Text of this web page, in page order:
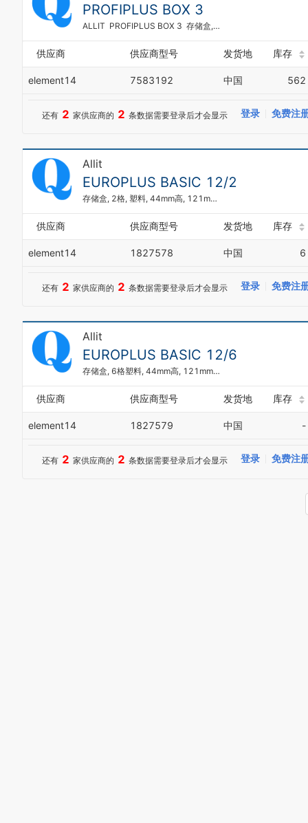
PROFIPLUS BOX 3
ALLIT PROFIPLUS BOX 3 存储盒, 148X235X125MM
供应商 供应商型号 发货地 库存
element14 7583192 中国 562
还有 2 家供应商的 2 条数据需要登录后才会显示 登录 免费注
Allit
EUROPLUS BASIC 12/2
存储盒, 2格, 塑料, 44mm高, 121mm宽, 207mm深
供应商 供应商型号 发货地 库存
element14 1827578 中国 6
还有 2 家供应商的 2 条数据需要登录后才会显示 登录 免费注
Allit
EUROPLUS BASIC 12/6
存储盒, 6格塑料, 44mm高, 121mm宽, 207mm深
供应商 供应商型号 发货地 库存
element14 1827579 中国 -
还有 2 家供应商的 2 条数据需要登录后才会显示 登录 免费注